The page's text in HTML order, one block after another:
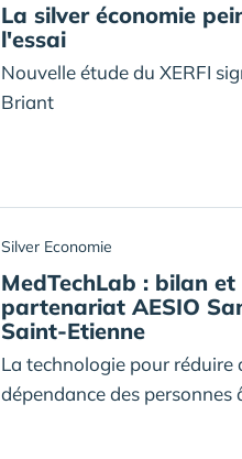
La silver économie
l'essai
Nouvelle étude du XERFI
Briant
Silver Economie
MedTechLab : bilan
partenariat AESIO
Saint-Etienne
La technologie pour réduire
dépendance des personnes